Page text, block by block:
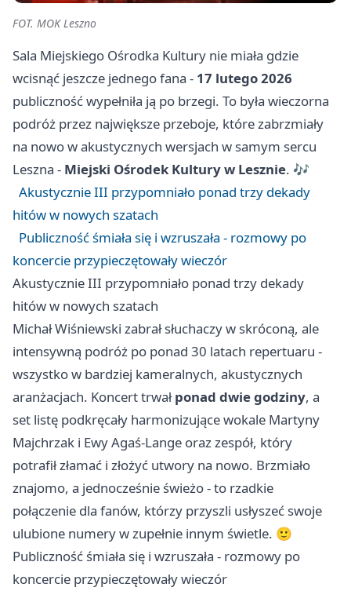
FOT. MOK Leszno
Sala Miejskiego Ośrodka Kultury nie miała gdzie
wcisnąć jeszcze jednego fana - 17 lutego 2026
publiczność wypełniła ją po brzegi. To była wieczorna
podróż przez największe przeboje, które zabrzmiały
na nowo w akustycznych wersjach w samym sercu
Leszna - Miejski Ośrodek Kultury w Lesznie. 🎶
Akustycznie III przypomniało ponad trzy dekady
hitów w nowych szatach
Publiczność śmiała się i wzruszała - rozmowy po
koncercie przypieczętowały wieczór
Akustycznie III przypomniało ponad trzy dekady
hitów w nowych szatach
Michał Wiśniewski zabrał słuchaczy w skróconą, ale
intensywną podróż po ponad 30 latach repertuaru -
wszystko w bardziej kameralnych, akustycznych
aranżacjach. Koncert trwałponad dwie godziny, a
set listę podkręcały harmonizujące wokale Martyny
Majchrzak i Ewy Agaś-Lange oraz zespół, który
potrafił złamać i złożyć utwory na nowo. Brzmiało
znajomo, a jednocześnie świeżo - to rzadkie
połączenie dla fanów, którzy przyszli usłyszeć swoje
ulubione numery w zupełnie innym świetle. 🙂
Publiczność śmiała się i wzruszała - rozmowy po
koncercie przypieczętowały wieczór